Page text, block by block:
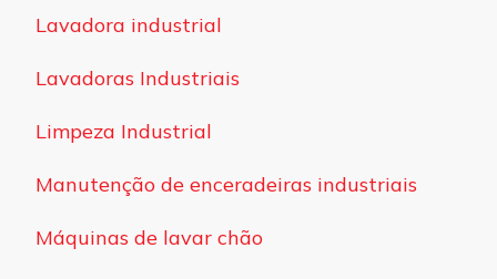
Lavadora industrial
Lavadoras Industriais
Limpeza Industrial
Manutenção de enceradeiras industriais
Máquinas de lavar chão